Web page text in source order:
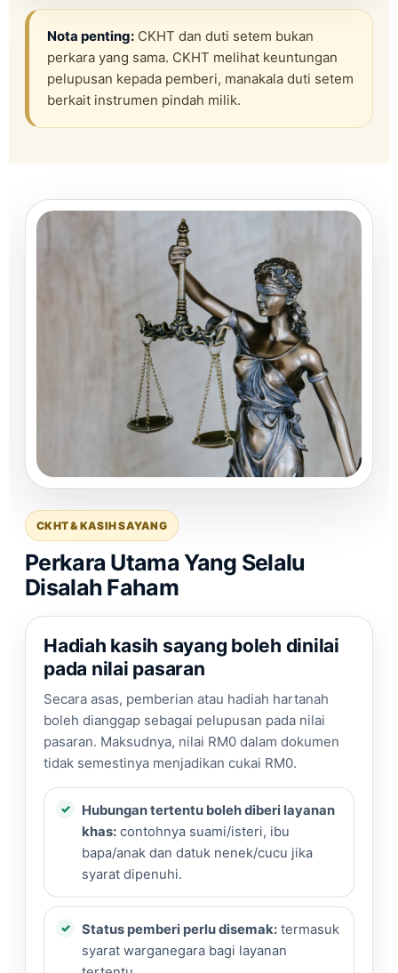
Nota penting: CKHT dan duti setem bukan
perkara yang sama. CKHT melihat keuntungan
pelupusan kepada pemberi, manakala duti setem
berkait instrumen pindah milik.
CKHT & KASIH SAYANG
Perkara Utama Yang Selalu
Disalah Faham
Hadiah kasih sayang boleh dinilai
pada nilai pasaran
Secara asas, pemberian atau hadiah hartanah
boleh dianggap sebagai pelupusan pada nilai
pasaran. Maksudnya, nilai RM0 dalam dokumen
tidak semestinya menjadikan cukai RM0.
Hubungan tertentu boleh diberi layanan
khas: contohnya suami/isteri, ibu
bapa/anak dan datuk nenek/cucu jika
syarat dipenuhi.
Status pemberi perlu disemak: termasuk
syarat warganegara bagi layanan